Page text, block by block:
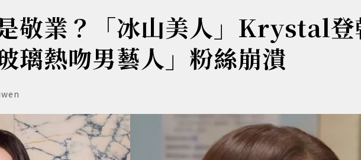
敬業？「冰山美人」Krystal登
璃熱吻男藝人」粉絲崩潰